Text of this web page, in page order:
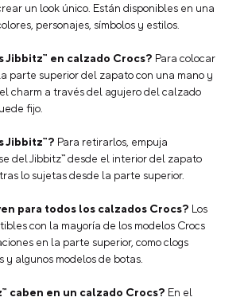
un look único. Están disponibles en una
personajes, símbolos y estilos.
Jibbitz™ en calzado Crocs? Para colocar
parte superior del zapato con una mano y
charm a través del agujero del calzado
fijo.
Jibbitz™? Para retirarlos, empuja
del Jibbitz™ desde el interior del zapato
lo sujetas desde la parte superior.
para todos los calzados Crocs? Los
con la mayoría de los modelos Crocs
en la parte superior, como clogs
y algunos modelos de botas.
caben en un calzado Crocs? En el